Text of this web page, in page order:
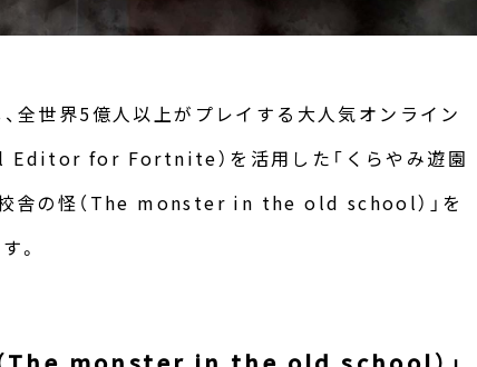
全世界5億人以上がプレイする大人気オンライン
Editor for Fortnite）を活用した「くらやみ遊園
校舎の怪（The monster in the old school）」を
。